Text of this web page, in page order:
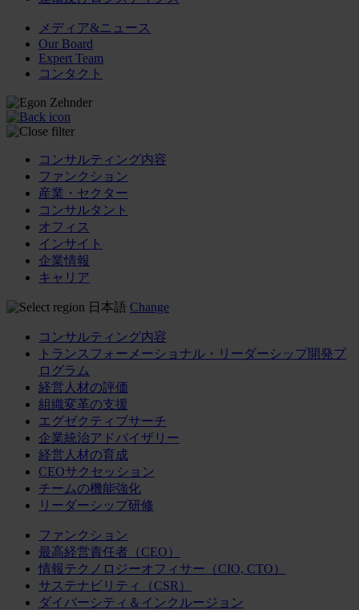
メディア&ニュース
Our Board
Expert Team
コンタクト
コンサルティング内容
ファンクション
産業・セクター
コンサルタント
オフィス
インサイト
企業情報
キャリア
日本語 Change
コンサルティング内容
トランスフォーメーショナル・リーダーシップ開発プ
ログラム
経営人材の評価
組織変革の支援
エグゼクティブサーチ
企業統治アドバイザリー
経営人材の育成
CEOサクセッション
チームの機能強化
リーダーシップ研修
ファンクション
最高経営責任者（CEO）
情報テクノロジーオフィサー（CIO, CTO）
サステナビリティ（CSR）
ダイバーシティ＆インクルージョン